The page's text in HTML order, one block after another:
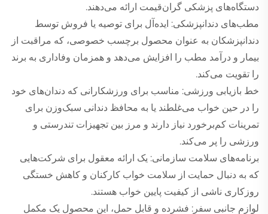
دستگاه‌های پزشکی گران‌قیمت ارائه می‌دهند.
مطب‌های دندانپزشکی: ایده‌آل برای توصیه یا فروش توسط
دندانپزشکان به عنوان محصول برچسب خصوصی، که مراقبت از
بیمار و درآمد مطب را افزایش می‌دهد و همزمان وفاداری به برند
را تقویت می‌کند.
خط بازیابی ورزشی: مناسب برای ورزشکارانی که دندان‌های خود
را در حین خواب می‌غلطند یا به محافظ دندانی سبک‌وزن برای
تمرینات کم‌برخورد نیاز دارند و مرز بین تجهیزات تندرستی و
ورزشی را پر می‌کند.
برنامه‌های سلامت سازمانی: یک ارائه معقول برای شرکت‌هایی
که به دنبال حمایت از سلامت خواب کارکنان و کاهش خستگی
روزکاری ناشی از کیفیت پایین خواب هستند.
لوازم جانبی سفر: فشرده و قابل حمل، این محصول یک مکمل